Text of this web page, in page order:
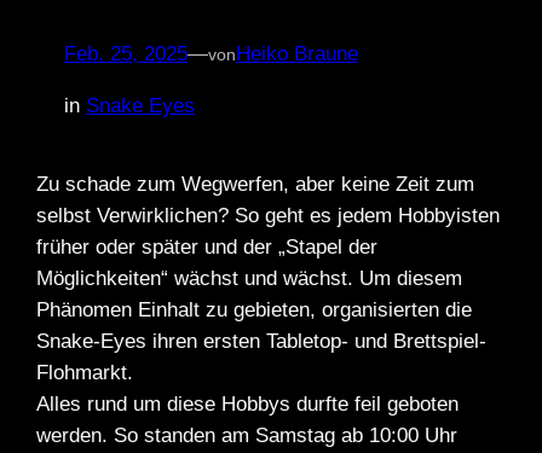
Unsere
neues?
[News]
Spielberichte
Turnierberichte
Feb. 25, 2025—vonHeiko Braune
in Snake Eyes
Zu schade zum Wegwerfen, aber keine Zeit zum
selbst Verwirklichen? So geht es jedem Hobbyisten
früher oder später und der „Stapel der
Möglichkeiten“ wächst und wächst. Um diesem
Phänomen Einhalt zu gebieten, organisierten die
Snake-Eyes ihren ersten Tabletop- und Brettspiel-
Flohmarkt.
Alles rund um diese Hobbys durfte feil geboten
werden. So standen am Samstag ab 10:00 Uhr